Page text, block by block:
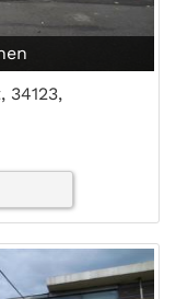
34123,